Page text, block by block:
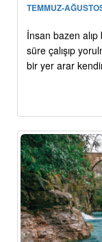
TEMMUZ-
İnsan bazen
süre çalışıp
bir yer arar